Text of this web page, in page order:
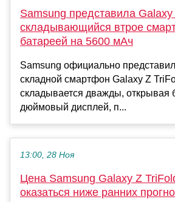
Samsung представила
складывающийся втрое
батареей на 5600 мАч
Samsung официально
складной смартфон Galaxy Z
складывается дважды, открывая
дюймовый дисплей, п...
13:00, 28 Ноя
Цена Samsung Galaxy Z
оказаться ниже ранних